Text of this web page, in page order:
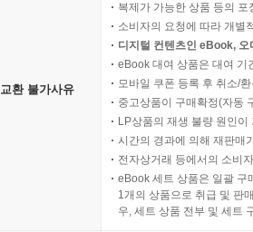
환 불가사유
복제가 가능한 상품 등의
소비자의 요청에 따라 개별
디지털 컨텐츠인 eBook,
eBook 대여 상품은 대여 기
모바일 쿠폰 등록 후 취소/
중고상품이 구매확정(자동
LP상품의 재생 불량 원인
시간의 경과에 의해 재판매
전자상거래 등에서의 소비
eBook 세트 상품은 일괄 구
1개의 상품으로 취급 및 판
우, 세트 상품 전부 및 세트